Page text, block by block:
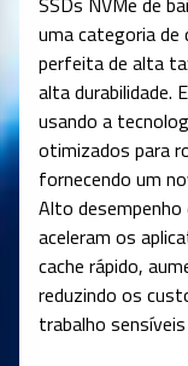
uma categoria de
perfeita de alta
alta durabilidade.
usando a
otimizados para
fornecendo um
Alto
aceleram os
cache rápido,
reduzindo os
trabalho